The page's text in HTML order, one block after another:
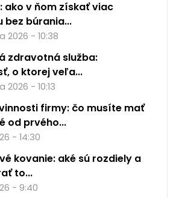
ako v ňom získať viac
bez búrania...
2026 - 10:38
zdravotná služba:
o ktorej veľa...
2026 - 10:13
firmy: čo musíte mať
od prvého...
- 14:30
kovanie: aké sú rozdiely a
to...
- 9:40